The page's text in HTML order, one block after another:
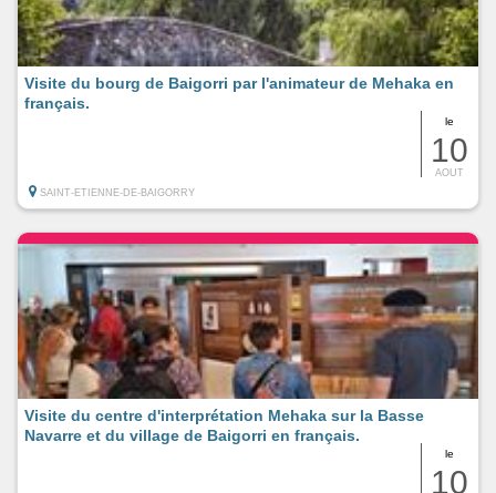
le
10
AOUT
Visite du bourg de Baigorri par l'animateur de Mehaka en
français.
SAINT-ETIENNE-DE-BAIGORRY
le
10
Visite du centre d'interprétation Mehaka sur la Basse
Navarre et du village de Baigorri en français.